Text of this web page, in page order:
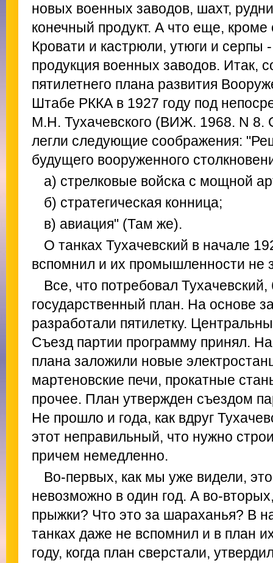
новых военных заводов, шахт,
конечный продукт. А что еще,
Кровати и кастрюли, утюги и серпы
продукция военных заводов. Итак,
пятилетнего плана развития
Штабе РККА в 1927 году под
М.Н. Тухачевского (ВИЖ. 1968. N 8.
легли следующие соображения:
будущего вооруженного
а) стрелковые войска с мощной
б) стратегическая конница;
в) авиация" (Там же).
О танках Тухачевский в начале
вспомнил и их промышленности не
Все, что потребовал
государственный план. На основе
разработали пятилетку.
Съезд партии программу принял.
плана заложили новые
мартеновские печи, прокатные
прочее. План утвержден съездом
Не прошло и года, как вдруг
этот неправильный, что нужно
причем немедленно.
Во-первых, как мы уже видели,
невозможно в один год. А во-
прыжки? Что это за шараханья? В
танках даже не вспомнил и в план
году, когда план сверстали,